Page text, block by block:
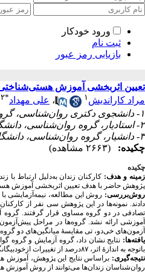
ورود خودکار
ثبت نام
بازیابی رمز عبور
تعیین اثربخشی آموزش هستی‌شناختی
مراد کاراندیش ۱ ، علی مهداد*۲
۱- دانشجوی دکتری روان‌شناسی، گروه روان‌شناسی، دانشگاه آزاد اسلامی، واحد اصفهان (خوراسگان)، اصفهان، ایران
۲- استادیار، گروه روان‌شناسی، دانشگاه آزاد اسلامی، واحد اصفهان (خوراسگان)، اصفهان، ایران
۳- دانشیار، گروه روان‌شناسی، دانشگاه آزاد اسلامی، واحد اصفهان (خوراسگان)، اصفهان، ایران
چکیده:
(۲۶۶۳ مشاهده)
چکیده
زمینه و هدف: کارکنان زندان به‌دلیل ارتباط
پژوهش حاضر با هدف تعیین اثربخشی آموزش
روش‌بررسی:
دادند. نمونه‌ها در این پژوهش سی نفر از
تصادفی در دو گروه مساوی قرار گرفتند.
آموزشی ارائه نشد. گروه‌ها در مراحل
آزمون‌های خی‌دو، تی مقایسهٔ میانگین‌های دو
یافته‌ها: نتایج نشان داد، گروه‌ آزمایش و گروه
باتوجه به اندازهٔ اثر، ۸۷درصد از تغییرات ازخودبیگانگی شغلی و ۸۹درصد از تغییرات فرسودگی شغلی نتیجهٔ آموزش هستی‌شناختی بود.
نتیجه‌گیری: براساس نتایج این پژوهش،آموزش
روان‌شناسان زندان‌ها می‌توانند از روش